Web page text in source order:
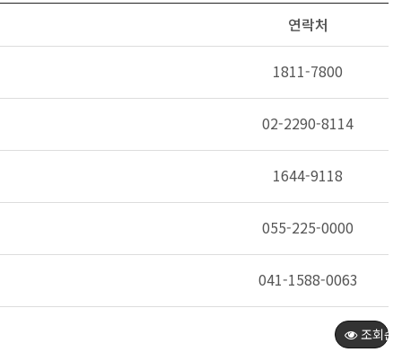
연락처
1811-7800
02-2290-8114
1644-9118
055-225-0000
041-1588-0063
조회순